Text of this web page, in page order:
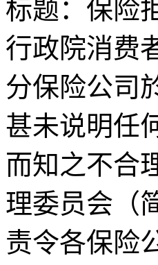
标题：保险
行政院消费
分保险公司
甚未说明任
而知之不合
理委员会（
责令各保险